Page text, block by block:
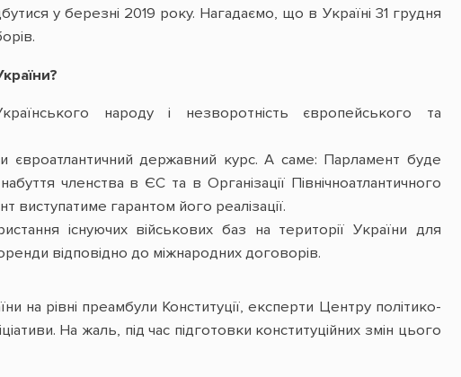
у березні 2019 року. Нагадаємо, що в Україні 31 грудня
народу і незворотність європейського та
євроатлантичний державний курс. А саме: Парламент буде
членства в ЄС та в Організації Північноатлантичного
гарантом його реалізації.
існуючих військових баз на території України для
відповідно до міжнародних договорів.
на рівні преамбули Конституції, експерти Центру політико-
На жаль, під час підготовки конституційних змін цього